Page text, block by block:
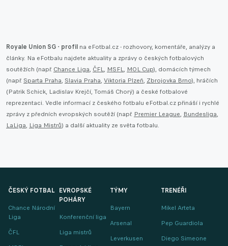
Royale Union SG - profil na eFotbal.cz - rozhovory, komentáře, analýzy a
články. Na eFotbalu najdete aktuality a zprávy o českých fotbalových
soutěžích (např. Chance Liga, ČFL, MSFL, MOL Cup), domácích týmech
(např. Sparta Praha, Slavia Praha, Viktoria Plzeň, Zbrojovka Brno), hráčích
(Patrik Schick, Ladislav Krejčí, Tomáš Chorý) a české fotbalové
reprezentaci. Vedle informací z českého fotbalu eFotbal.cz přináší i rychlé
zprávy z předních evropských soutěží (např. Premier League, Bundesliga,
LaLiga, Liga Mistrů) a další aktuality ze světa fotbalu.
ČESKÝ FOTBAL
Chance Národní
Liga
ČFL
EVROPSKÉ
POHÁRY
Konferenční liga
Liga mistrů
TÝMY
Bayern
Arsenal
Leverkusen
TRENÉŘI
Mikel Arteta
Pep Guardiola
Diego Simeone